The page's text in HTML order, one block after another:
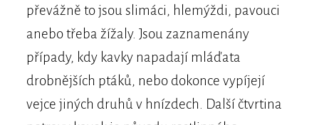
převážně to jsou slimáci, hlemýždi, pavouci
anebo třeba žížaly. Jsou zaznamenány
případy, kdy kavky napadají mláďata
drobnějších ptáků, nebo dokonce vypíjejí
vejce jiných druhů v hnízdech. Další čtvrtina